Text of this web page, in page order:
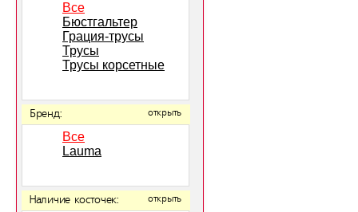
Все
Бюстгальтер
Грация-трусы
Трусы
Трусы корсетные
Бренд: открыть
Все
Lauma
Наличие косточек: открыть